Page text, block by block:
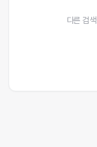
다른 검